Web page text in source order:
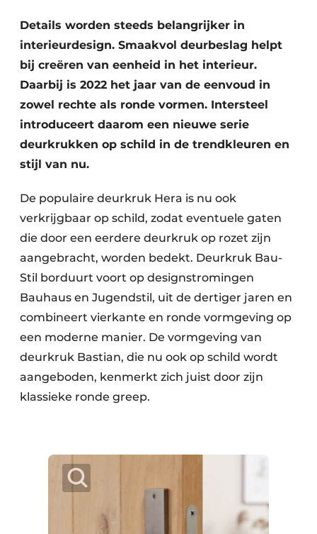
Uitnodiging Rondetafelgesprek – 20 jaar Profiel
Vacature aanmelden
Vacatures
Video’s
Werben
Details worden steeds belangrijker in
interieurdesign. Smaakvol deurbeslag helpt
bij creëren van eenheid in het interieur.
Daarbij is 2022 het jaar van de eenvoud in
zowel rechte als ronde vormen. Intersteel
introduceert daarom een nieuwe serie
deurkrukken op schild in de trendkleuren en
stijl van nu.
De populaire deurkruk Hera is nu ook
verkrijgbaar op schild, zodat eventuele gaten
die door een eerdere deurkruk op rozet zijn
aangebracht, worden bedekt. Deurkruk Bau-
Stil borduurt voort op designstromingen
Bauhaus en Jugendstil, uit de dertiger jaren en
combineert vierkante en ronde vormgeving op
een moderne manier. De vormgeving van
deurkruk Bastian, die nu ook op schild wordt
aangeboden, kenmerkt zich juist door zijn
klassieke ronde greep.